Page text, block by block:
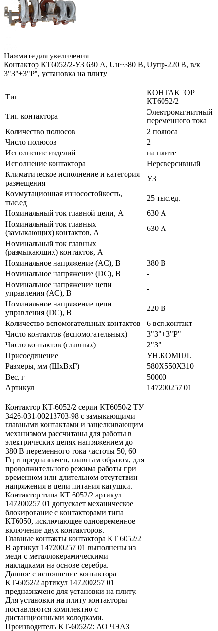
Нажмите для увеличения
Контактор КТ6052/2-У3 630 А, Uн~380 В, Uупр-220 В, в/к
3"З"+3"Р", установка на плиту
Тип
КОНТАКТОР
КТ6052/2
Тип контактора
Электромагнитный
переменного тока
Количество полюсов
2 полюса
Число полюсов
2
Исполнение изделий
на плите
Исполнение контактора
Нереверсивный
Климатическое исполнение и категория
размещения
У3
Коммутационная износостойкость,
тыс.ед
25 тыс.ед.
Номинальный ток главной цепи, А
630 А
Номинальный ток главных
(замыкающих) контактов, А
630 А
Номинальный ток главных
(размыкающих) контактов, А
-
Номинальное напряжение (AC), В
380 В
Номинальное напряжение (DC), В
-
Номинальное напряжение цепи
управления (AC), В
-
Номинальное напряжение цепи
управления (DC), В
220 В
Количество вспомогательных контактов
6 всп.контакт
Число контактов (вспомогательных)
3"З"+3"Р"
Число контактов (главных)
2"З"
Присоединение
УН.КОМПЛ.
Размеры, мм (ШхВхГ)
580Х550Х310
Вес, г
50000
Артикул
147200257 01
Контактор КТ-6052/2 серии КТ6050/2 ТУ
3426-031-00213703-98 с замыкающими
главными контактами и защелкивающим
механизмом рассчитаны для работы в
электрических цепях напряжением до
380 В переменного тока частоты 50, 60
Гц и предназначен, главным образом, для
продолжительного режима работы при
временном или длительном отсутствии
напряжения в цепи питания катушки.
Контактор типа КТ 6052/2 артикул
147200257 01 допускаeт механическое
блокирование с контакторами типа
КТ6050, исключающее одновременное
включение двух контакторов.
Главные контакты контактора КТ 6052/2
В артикул 147200257 01 выполнены из
меди с металлокерамическими
накладками на основе серебра.
Данное е исполнение контактора
КТ-6052/2 артикул 147200257 01
предназначено для установки на плиту.
Для установки на плиту контакторы
поставляются комплектно с
дистанционными колодками.
Производитель КТ-6052/2: АО ЧЭАЗ